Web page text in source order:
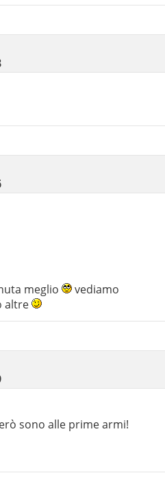
meglio
vediamo
altre
sono alle prime armi!